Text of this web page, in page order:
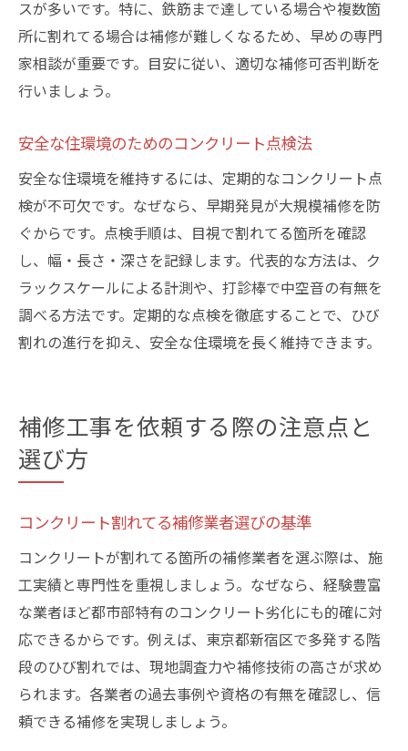
スが多いです。特に、鉄筋まで達している場合や複数箇
所に割れてる場合は補修が難しくなるため、早めの専門
家相談が重要です。目安に従い、適切な補修可否判断を
行いましょう。
安全な住環境のためのコンクリート点検法
安全な住環境を維持するには、定期的なコンクリート点
検が不可欠です。なぜなら、早期発見が大規模補修を防
ぐからです。点検手順は、目視で割れてる箇所を確認
し、幅・長さ・深さを記録します。代表的な方法は、ク
ラックスケールによる計測や、打診棒で中空音の有無を
調べる方法です。定期的な点検を徹底することで、ひび
割れの進行を抑え、安全な住環境を長く維持できます。
補修工事を依頼する際の注意点と
選び方
コンクリート割れてる補修業者選びの基準
コンクリートが割れてる箇所の補修業者を選ぶ際は、施
工実績と専門性を重視しましょう。なぜなら、経験豊富
な業者ほど都市部特有のコンクリート劣化にも的確に対
応できるからです。例えば、東京都新宿区で多発する階
段のひび割れでは、現地調査力や補修技術の高さが求め
られます。各業者の過去事例や資格の有無を確認し、信
頼できる補修を実現しましょう。